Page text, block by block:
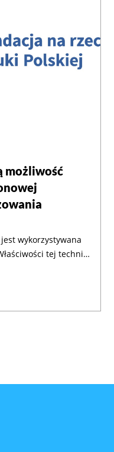
prac będzie
dostępne w
Centrum
możliwość
wykorzystywana
tej techniki
wykorzystaniem
Departamentu
projektu IMPET,